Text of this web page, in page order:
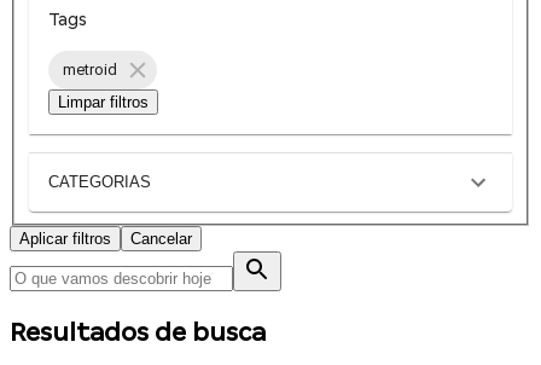
Tags
metroid
Limpar filtros
CATEGORIAS
Aplicar filtros Cancelar
Resultados de busca